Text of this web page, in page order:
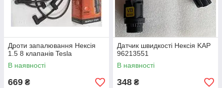
Дроти запалювання Нексія
1.5 8 клапанів Tesla
В наявності
669 ₴
Датчик швидкості Нексія KAP
96213551
В наявності
348 ₴